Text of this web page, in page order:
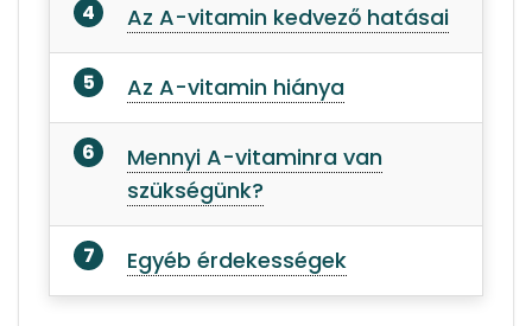
Az A-vitamin kedvező hatásai
Az A-vitamin hiánya
Mennyi A-vitaminra van
szükségünk?
Egyéb érdekességek